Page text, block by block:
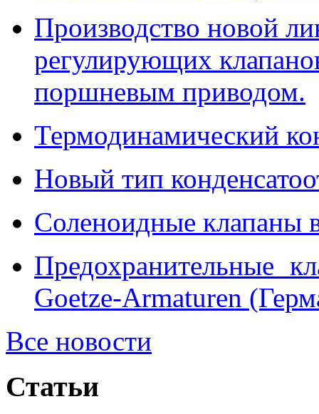
Производство новой
регулирующих
поршневым приводом.
Термодинамический
Новый тип
Соленоидные клапаны
Предохранительные
Goetze-Armaturen
Все новости
Статьи